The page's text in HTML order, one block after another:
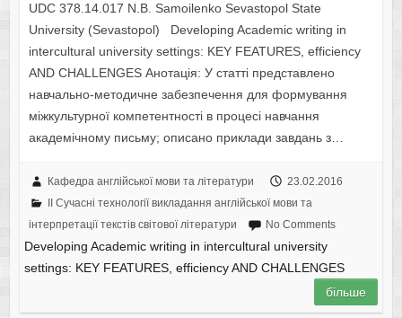
UDC 378.14.017 N.B. Samoilenko Sevastopol State
University (Sevastopol) Developing Academic writing in
intercultural university settings: KEY FEATURES, efficiency
AND CHALLENGES Анотація: У статті представлено
навчально-методичне забезпечення для формування
міжкультурної компетентності в процесі навчання
академічному письму; описано приклади завдань з…
Кафедра англійської мови та літератури
23.02.2016
II Cучасні технології викладання англійської мови та
інтерпретації текстів світової літератури
No Comments
Developing Academic writing in intercultural university
settings: KEY FEATURES, efficiency AND CHALLENGES
більше